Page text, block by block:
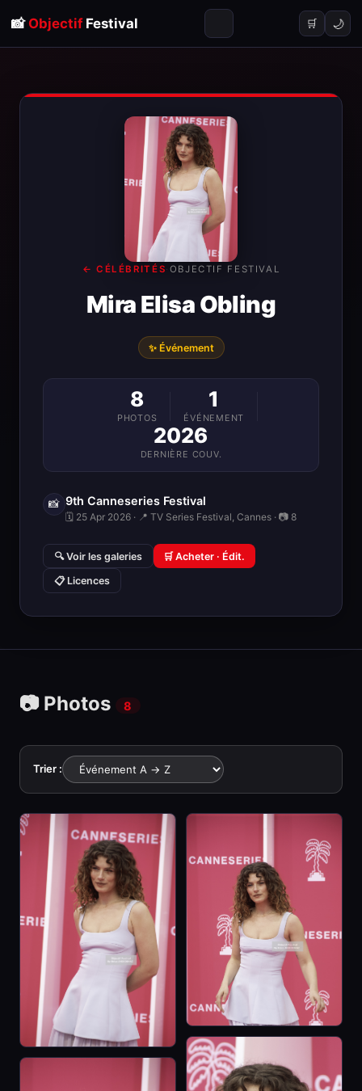
📸 ObjectifFestival 🛒 🌙
← CÉLÉBRITÉS· OBJECTIF FESTIVAL
Mira Elisa Obling
✨ Événement
8
PHOTOS
1
ÉVÉNEMENT
2026
DERNIÈRE COUV.
📸 9th Canneseries Festival
🗓 25 Apr 2026 · 📍 TV Series Festival, Cannes · 📷 8
🔍 Voir les galeries 🛒 Acheter · Édit.
📋 Licences
📷 Photos 8
Trier :